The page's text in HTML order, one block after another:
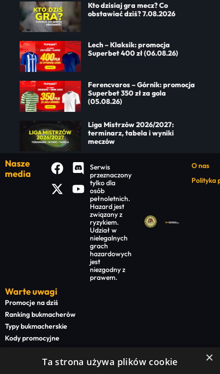
Kto dzisiaj gra mecz? Co
obstawiać dziś? 7.08.2026
Lech – Klaksik: promocja
Superbet 400 zł (06.08.26)
Ferencvaros – Górnik: promocja
Superbet 350 zł za gola
(05.08.26)
Liga Mistrzów 2026/2027:
terminarz, tabela i wyniki
meczów
Nasze
media
Serwis
przeznaczony
tylko dla
osób
pełnoletnich.
Hazard jest
związany z
ryzykiem.
Udział w
nielegalnych
grach
hazardowych
jest
niezgodny z
prawem.
O nas
Polityka
Warte uwagi
Promocje na dziś
Ranking bukmacherów
Typy bukmacherskie
Kody promocyjne
Bonusy powitalne
Newsy bukmacherskie
×
Ta strona używa plików cookie